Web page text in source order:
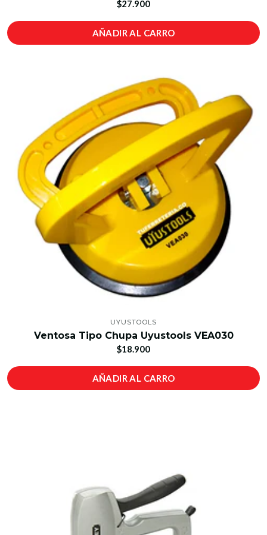
$27.900
AÑADIR AL CARRO
UYUSTOOLS
Ventosa Tipo Chupa Uyustools VEA030
$18.900
AÑADIR AL CARRO